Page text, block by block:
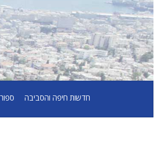
חדשות חיפה והסביבה